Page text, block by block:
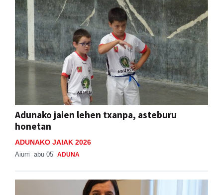
Adunako jaien lehen txanpa, asteburu
honetan
ADUNAKO JAIAK 2026
Aiurri abu 05 ADUNA